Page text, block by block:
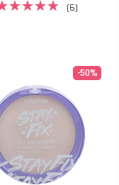
(6)
-50%